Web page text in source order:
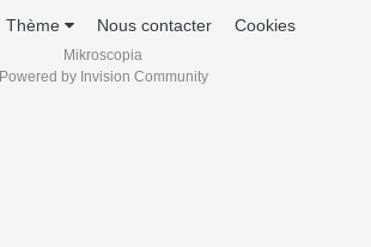
Thème Nous contacter Cookies
Mikroscopia
Powered by Invision Community